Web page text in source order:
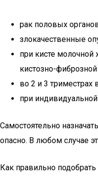
рак половых
злокачественные
при кисте
кистозно-
во 2 и 3
при
Самостоятельно
опасно. В любом случае
Как правильно